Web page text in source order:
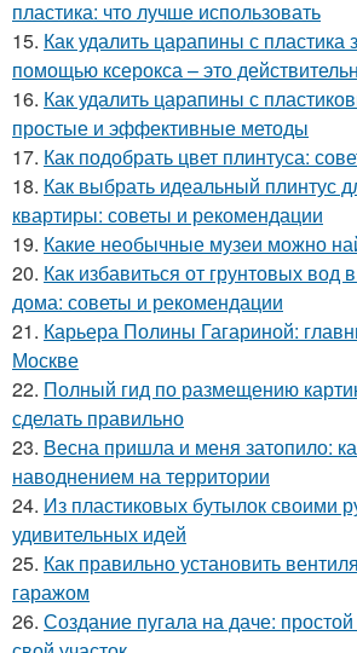
пластика: что лучше использовать
15. Как удалить царапины с пластика
помощью ксерокса – это
16. Как удалить царапины с
простые и эффективные методы
17. Как подобрать цвет плинтуса:
18. Как выбрать идеальный плинтус
квартиры: советы и рекомендации
19. Какие необычные музеи можно
20. Как избавиться от грунтовых вод
дома: советы и рекомендации
21. Карьера Полины Гагариной:
Москве
22. Полный гид по размещению
сделать правильно
23. Весна пришла и меня затопило:
наводнением на территории
24. Из пластиковых бутылок своими
удивительных идей
25. Как правильно установить
гаражом
26. Создание пугала на даче: